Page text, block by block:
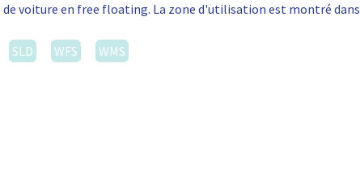
de voiture en free floating. La zone d'utilisation est montré dans
SLD WFS WMS